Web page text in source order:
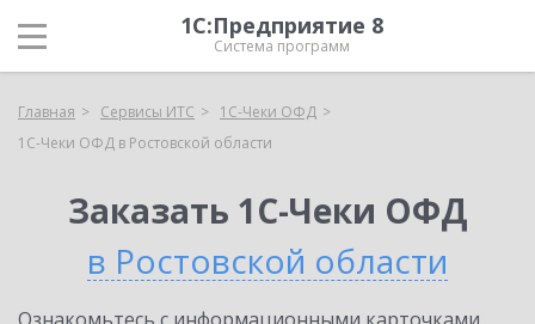
1С:Предприятие 8
Система программ
Главная Сервисы ИТС
1С-Чеки ОФД
1С-Чеки ОФД в Ростовской области
Заказать 1С-Чеки ОФД
в Ростовской области